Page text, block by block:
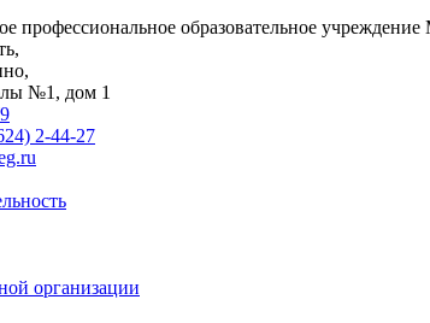
профессиональное образовательное
№1, дом 1
2-44-27
организации